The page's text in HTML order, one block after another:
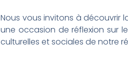
Nous vous invitons à découvrir
une occasion de réflexion sur
culturelles et sociales de notre